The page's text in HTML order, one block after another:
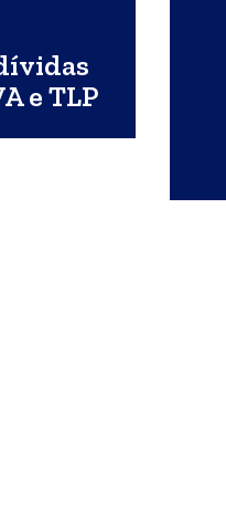
e TLP